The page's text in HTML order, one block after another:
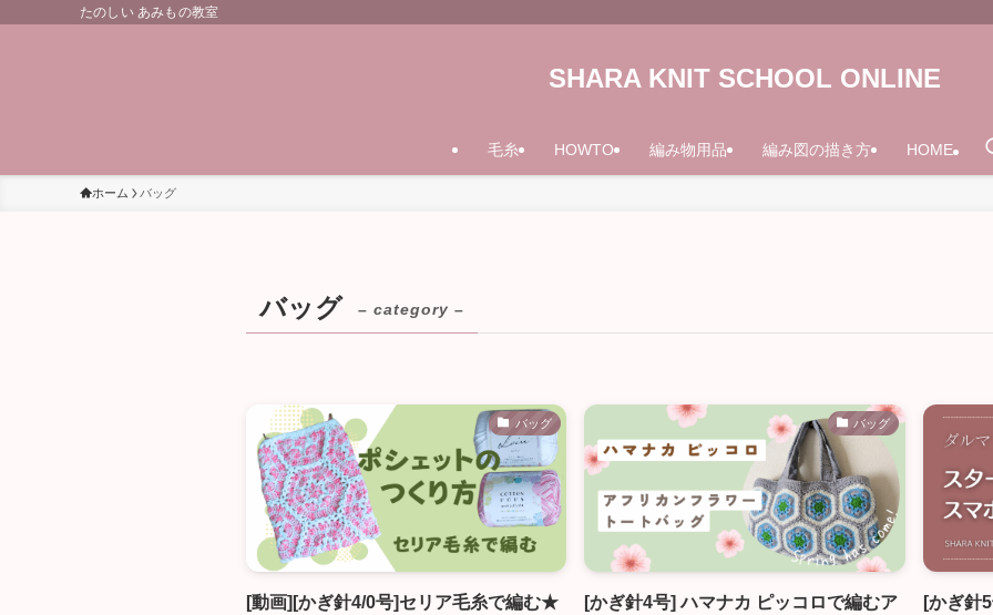
たのしい あみもの教室
SHARA KNIT SCHOOL ONLINE
毛糸 HOWTO 編み物用品 編み図の描き方 HOME
ホーム バッグ
バッグ – category –
バッグ
[動画][かぎ針4/0号]セリア毛糸で編む★
バッグ
[かぎ針4号] ハマナカ ピッコロで編むア
[かぎ針